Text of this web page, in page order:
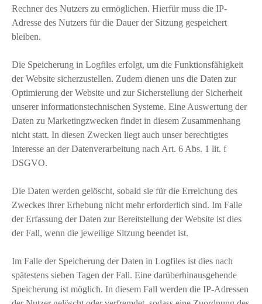
Rechner des Nutzers zu ermöglichen. Hierfür muss die IP-
Adresse des Nutzers für die Dauer der Sitzung gespeichert
bleiben.
Die Speicherung in Logfiles erfolgt, um die Funktionsfähigkeit
der Website sicherzustellen. Zudem dienen uns die Daten zur
Optimierung der Website und zur Sicherstellung der Sicherheit
unserer informationstechnischen Systeme. Eine Auswertung der
Daten zu Marketingzwecken findet in diesem Zusammenhang
nicht statt. In diesen Zwecken liegt auch unser berechtigtes
Interesse an der Datenverarbeitung nach Art. 6 Abs. 1 lit. f
DSGVO.
Die Daten werden gelöscht, sobald sie für die Erreichung des
Zweckes ihrer Erhebung nicht mehr erforderlich sind. Im Falle
der Erfassung der Daten zur Bereitstellung der Website ist dies
der Fall, wenn die jeweilige Sitzung beendet ist.
Im Falle der Speicherung der Daten in Logfiles ist dies nach
spätestens sieben Tagen der Fall. Eine darüberhinausgehende
Speicherung ist möglich. In diesem Fall werden die IP-Adressen